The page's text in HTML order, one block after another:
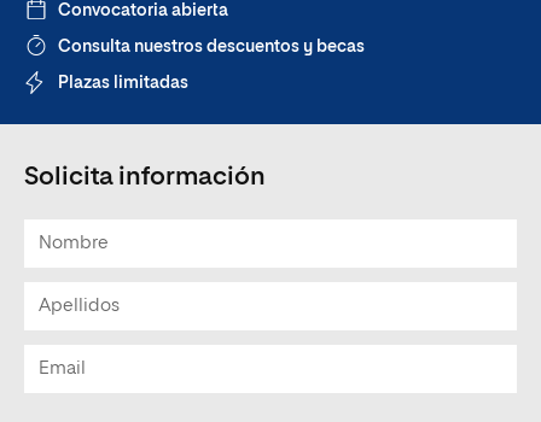
Convocatoria abierta
Consulta nuestros descuentos y becas
Plazas limitadas
Solicita información